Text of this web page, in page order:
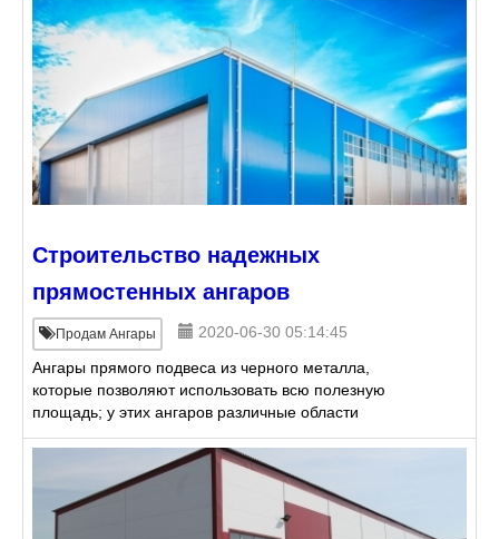
Строительство надежных
прямостенных ангаров
Продам Ангары
2020-06-30 05:14:45
Ангары прямого подвеса из черного металла,
которые позволяют использовать всю полезную
площадь; у этих ангаров различные области
применения, включая сельскохозяйственные
здания, офисные здания, промыш